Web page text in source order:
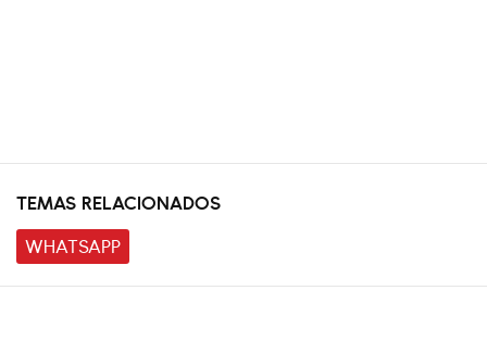
TEMAS RELACIONADOS
WHATSAPP